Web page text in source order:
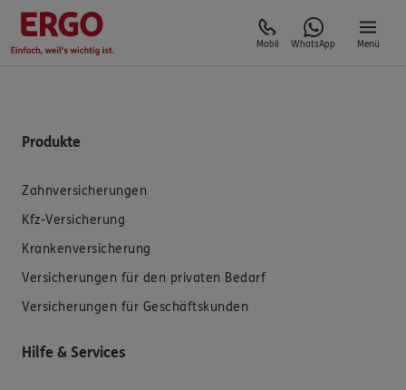
Mobil WhatsApp Menü
Produkte
Zahnversicherungen
Kfz-Versicherung
Krankenversicherung
Versicherungen für den privaten Bedarf
Versicherungen für Geschäftskunden
Hilfe & Services